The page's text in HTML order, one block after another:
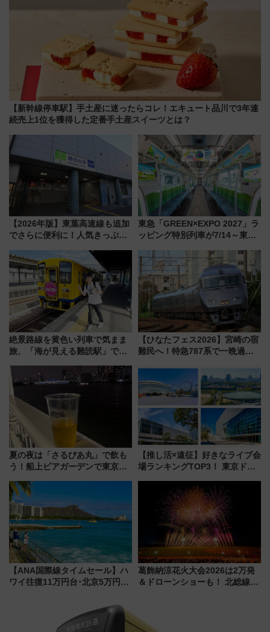
【新幹線停車駅】手土産に迷ったらコレ！エキュート品川で3年連
続売上1位を獲得した定番手土産スイーツとは？
【2026年版】東葉高速線も追加
でさらに便利に！人気きっぷ
今年も発売 秋・早春に千葉県を
巡るなら使い勝手・コスパ抜群
東急「GREEN×EXPO 2027」ラ
ッピング特別列車が7/14～東
ー！ 注目の編成やデザインまと
め
絶景路線を黄色い列車で気まま
旅、「海が見える難読駅」で幸
「新・鉄道ひとり旅」279回目
の舞台は「島原鉄道」
【ひなたフェス2026】宮崎の宿
難民へ！特急787系で一晩過ご
ローおひさま」が救世主に？
夏の夜は「さるびあ丸」で飲も
う！船上ビアガーデンで東京湾
杯……工場直送生ビールや島グ
ルメが美味い
【推し活×遠征】好きなライブ会
場ランキングTOP3！ 東京ドー
由と交通アクセス術、ライブ会
場に何を求める？
【ANA国際線タイムセール】ハ
ワイ往復11万円台･北京5万円台
来春のGW旅行まで狙える激ア
ツ路線まとめ（8/10まで）
葛飾納涼花火大会2026は2万発
＆ドローンショーも！ 北総線を
光まとめ（7/28開催）